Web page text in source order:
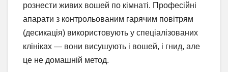
рознести живих вошей по кімнаті. Професійні
апарати з контрольованим гарячим повітрям
(десикація) використовують у спеціалізованих
клініках — вони висушують і вошей, і гнид, але
це не домашній метод.